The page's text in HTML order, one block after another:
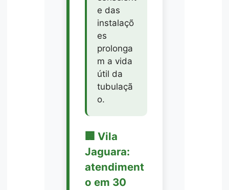
e das
instalaçõ
es
prolonga
m a vida
útil da
tubulaçã
o.
🏢 Vila
Jaguara:
atendiment
o em 30